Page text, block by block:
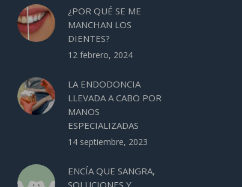
¿POR QUÉ SE ME
MANCHAN LOS
DIENTES?
12 febrero, 2024
LA ENDODONCIA
LLEVADA A CABO POR
MANOS
ESPECIALIZADAS
14 septiembre, 2023
ENCÍA QUE SANGRA,
SOLUCIONES Y